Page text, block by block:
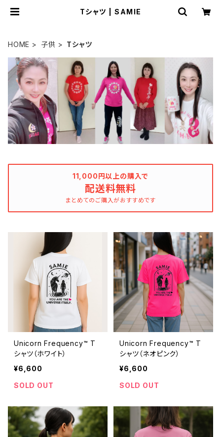
Tシャツ | SAMIE
HOME 子供 Tシャツ
11,000円以上の購入で
配送料無料
まとめてのご購入がおすすめです
Unicorn Frequency™ T
シャツ（ホワイト）
¥6,600
SOLD OUT
Unicorn Frequency™ T
シャツ（ネオピンク）
¥6,600
SOLD OUT